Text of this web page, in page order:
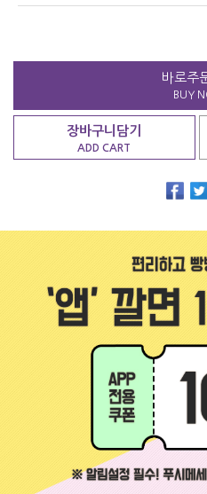
바로주
BUY
장바구니담기
ADD CART